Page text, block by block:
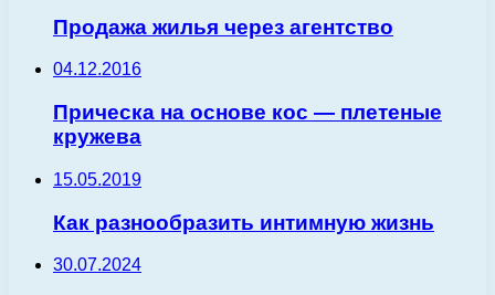
Продажа жилья через агентство
04.12.2016
Прическа на основе кос — плетеные
кружева
15.05.2019
Как разнообразить интимную жизнь
30.07.2024